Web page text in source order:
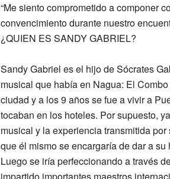
“Me siento comprometido a componer
convencimiento durante nuestro
¿QUIEN ES SANDY GABRIEL?
Sandy Gabriel es el hijo de Sócrates
musical que había en Nagua: El
ciudad y a los 9 años se fue a vivir a
tocaban en los hoteles. Por supuesto,
musical y la experiencia transmitida
que él mismo se encargaría de dar a su
Luego se iría perfeccionando a través